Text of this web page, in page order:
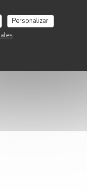
Personalizar